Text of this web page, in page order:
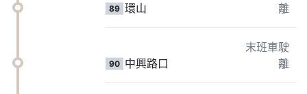
89 環山
離
90 中興路口
末班車駛
離